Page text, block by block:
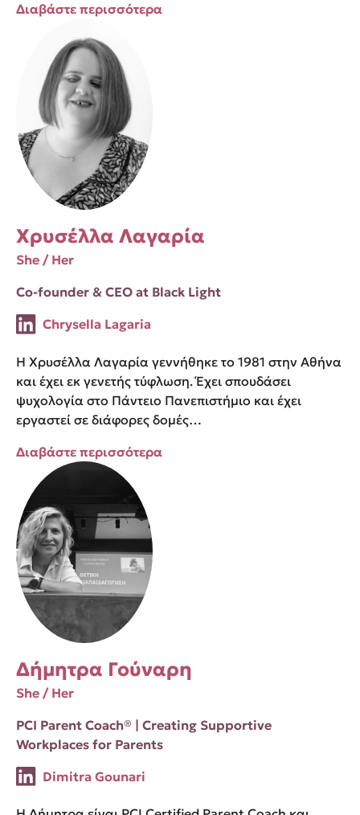
Διαβάστε περισσότερα
Χρυσέλλα Λαγαρία
She / Her
Co-founder & CEO at Black Light
Chrysella Lagaria
Η Χρυσέλλα Λαγαρία γεννήθηκε το 1981 στην Αθήνα
και έχει εκ γενετής τύφλωση. Έχει σπουδάσει
ψυχολογία στο Πάντειο Πανεπιστήμιο και έχει
εργαστεί σε διάφορες δομές…
Διαβάστε περισσότερα
Δήμητρα Γούναρη
She / Her
PCI Parent Coach® | Creating Supportive
Workplaces for Parents
Dimitra Gounari